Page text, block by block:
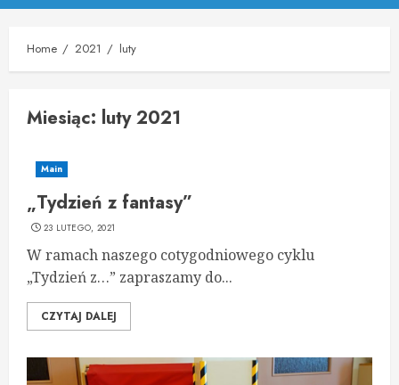
Menu
Home 2021 luty
Miesiąc: luty 2021
Main
„Tydzień z fantasy”
23 LUTEGO, 2021
W ramach naszego cotygodniowego cyklu
„Tydzień z…” zapraszamy do...
CZYTAJ DALEJ